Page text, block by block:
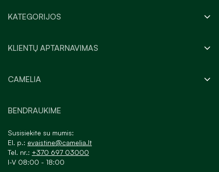
KATEGORIJOS
KLIENTŲ APTARNAVIMAS
CAMELIA
BENDRAUKIME
Susisiekite su mumis:
El. p.: evaistine@camelia.lt
Tel. nr.: +370 697 03000
I-V 08:00 - 18:00